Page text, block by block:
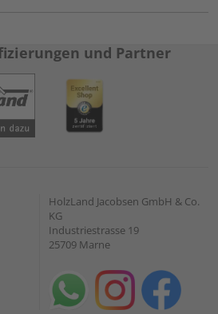
und Partner
HolzLand Jacobsen GmbH & Co.
KG
Industriestrasse 19
25709 Marne